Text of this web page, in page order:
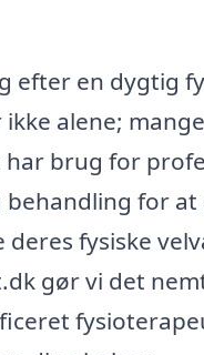
efter en dygtig
alene;
brug for
behandling for
deres fysiske
gør vi det